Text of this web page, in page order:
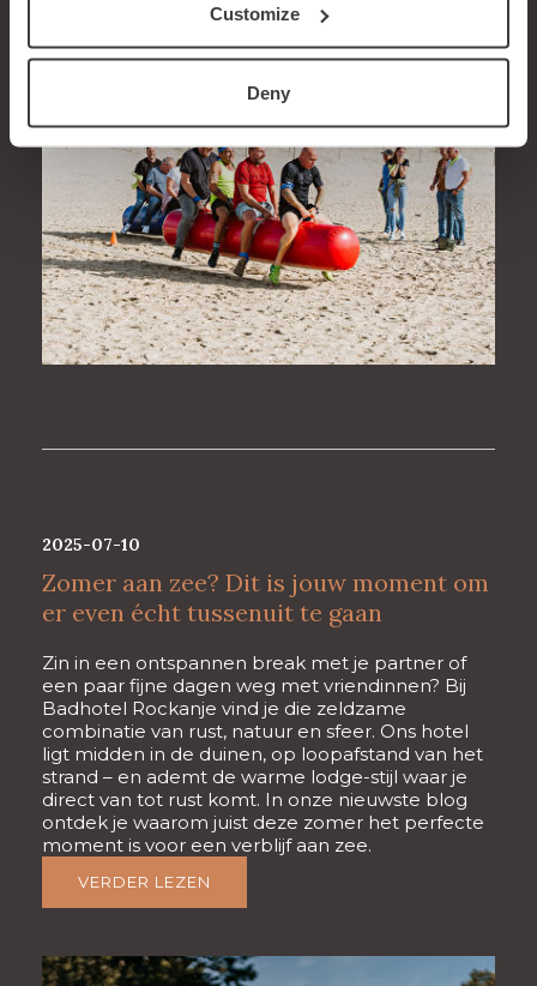
Customize
Deny
2025-07-10
Zomer aan zee? Dit is jouw moment om
er even écht tussenuit te gaan
Zin in een ontspannen break met je partner of
een paar fijne dagen weg met vriendinnen? Bij
Badhotel Rockanje vind je die zeldzame
combinatie van rust, natuur en sfeer. Ons hotel
ligt midden in de duinen, op loopafstand van het
strand – en ademt de warme lodge-stijl waar je
direct van tot rust komt. In onze nieuwste blog
ontdek je waarom juist deze zomer het perfecte
moment is voor een verblijf aan zee.
VERDER LEZEN